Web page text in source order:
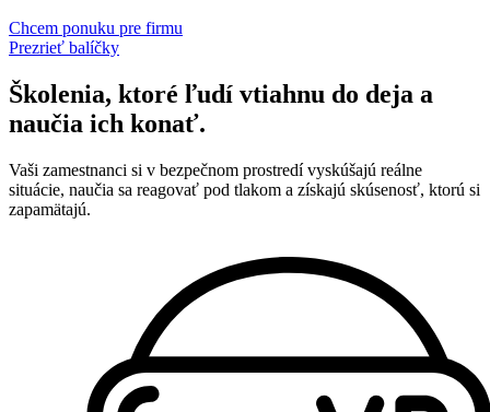
Chcem ponuku pre firmu
Prezrieť balíčky
Školenia, ktoré ľudí vtiahnu do deja a
naučia ich konať.
Vaši zamestnanci si v bezpečnom prostredí vyskúšajú reálne
situácie, naučia sa reagovať pod tlakom a získajú skúsenosť, ktorú si
zapamätajú.